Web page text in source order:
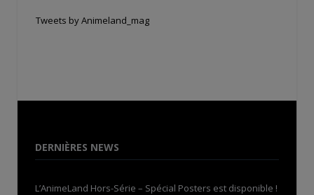
Tweets by Animeland_mag
DERNIÈRES NEWS
L’AnimeLand Hors-Série – Spécial Posters est disponible !